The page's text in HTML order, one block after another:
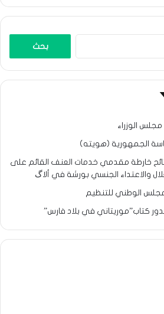
مجلس الوزراء
الجمهورية (هويته)
2 يشارك نتائح خارطة مقدمي خدمات العنف القائم على
والاعتداء الجنسي بورشة في ألاگ
الوطني للتنظيم
كتاب”موريتاني في بلاد فارس”